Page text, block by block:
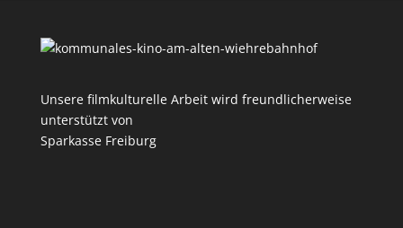
Unsere filmkulturelle Arbeit wird freundlicherweise
unterstützt von
Sparkasse Freiburg